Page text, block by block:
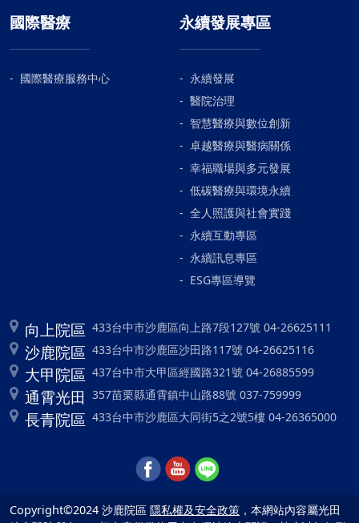
國際醫療
國際醫療服務中心
永續發展專區
永續發展
醫院治理
智慧醫療與數位創新
卓越醫療與醫病關係
幸福職場與多元發展
低碳醫療與環境永續
全人照護與社會實踐
永續互動專區
永續訊息專區
ESG專區導覽
向上院區 433台中市沙鹿區向上路7段127號 04-26625111
沙鹿院區 433台中市沙鹿區沙田路117號 04-26625116
大甲院區 437台中市大甲區經國路321號 04-26885599
通霄光田 357苗栗縣通霄鎮中山路88號 037-759999
長青院區 433台中市沙鹿區大同街5之2號5樓 04-26365000
Copyright©2024 沙鹿院區 隱私權及安全政策 ，本網站內容屬光田